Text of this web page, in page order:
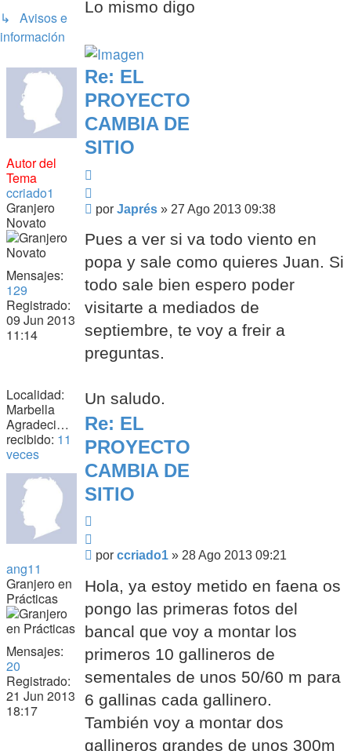
Lo mismo digo
Re: EL
PROYECTO
CAMBIA DE
SITIO
Mensaje
por Japrés» 27 Ago 2013 09:38
Pues a ver si va todo viento en
popa y sale como quieres Juan. Si
todo sale bien espero poder
visitarte a mediados de
septiembre, te voy a freir a
preguntas.
Un saludo.
Autor del
Tema
ccriado1
Granjero
Novato
Mensajes:
129
Registrado:
09 Jun 2013
11:14
Localidad:
Marbella
Agradecimiento
recibido: 11
veces
Re: EL
PROYECTO
CAMBIA DE
SITIO
Mensaje
por ccriado1» 28 Ago 2013 09:21
Hola, ya estoy metido en faena os
pongo las primeras fotos del
bancal que voy a montar los
primeros 10 gallineros de
sementales de unos 50/60 m para
6 gallinas cada gallinero.
También voy a montar dos
gallineros grandes de unos 300m
ang11
Granjero en
Prácticas
Mensajes:
20
Registrado:
21 Jun 2013
18:17
↳ Avisos e
información